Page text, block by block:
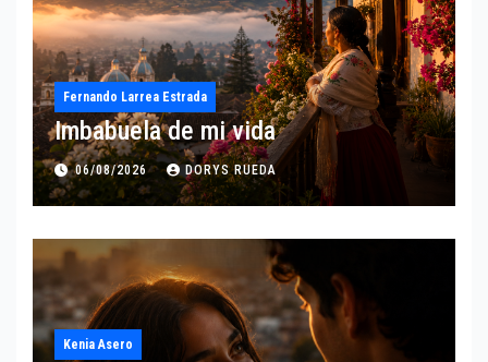
Fernando Larrea Estrada
Imbabuela de mi vida
06/08/2026 DORYS RUEDA
Kenia Asero